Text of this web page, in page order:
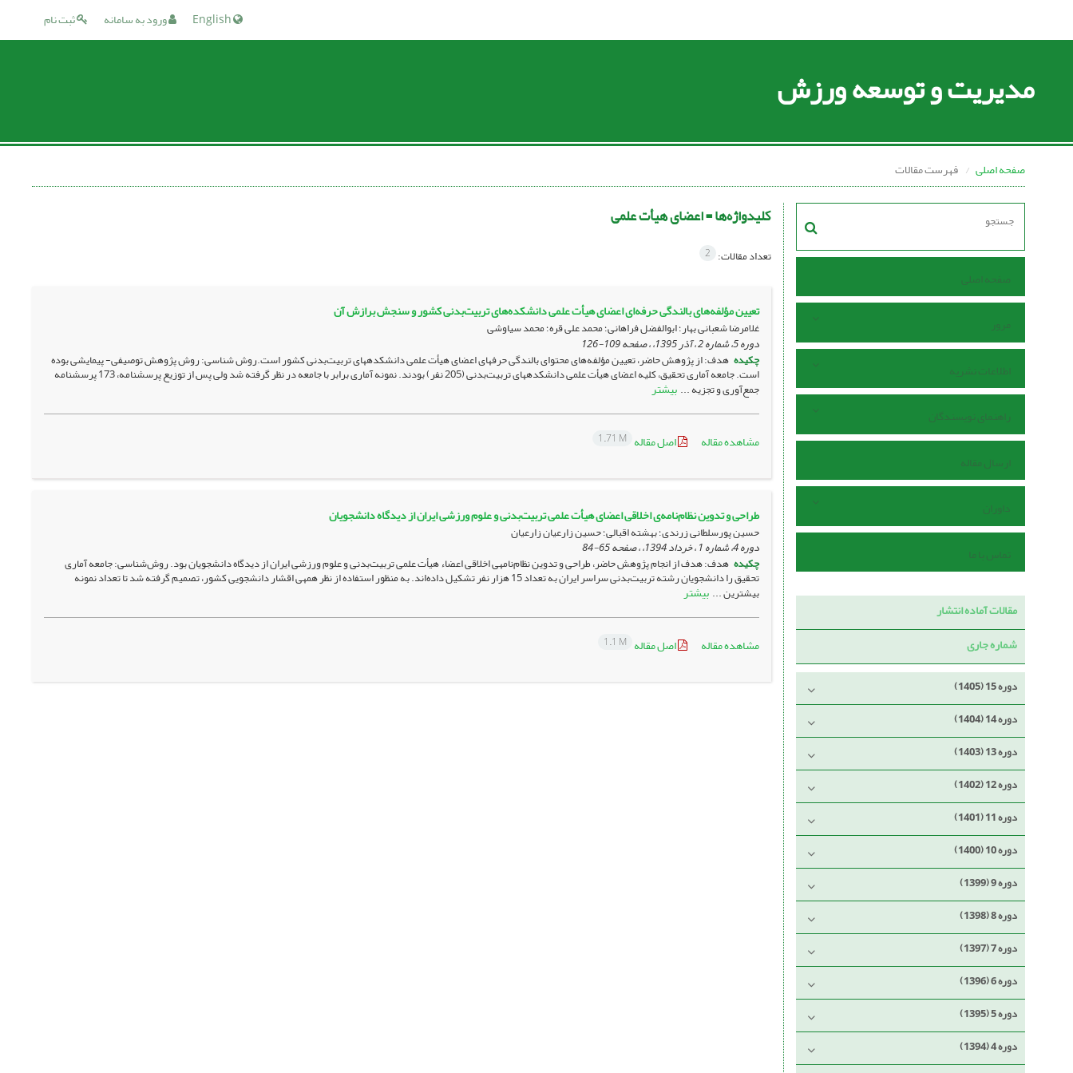
ثبت نام ورود به سامانه
مدیریت و توسعه ورزش
صفحه اصلی فهرست مقالات
صفحه اصلی
مرور
اطلاعات نشریه
راهنمای نویسندگان
ارسال مقاله
داوران
تماس با ما
مقالات آماده انتشار
شماره جاری
دوره 15 (1405)
دوره 14 (1404)
دوره 13 (1403)
دوره 12 (1402)
دوره 11 (1401)
دوره 10 (1400)
دوره 9 (1399)
دوره 8 (1398)
دوره 7 (1397)
دوره 6 (1396)
دوره 5 (1395)
دوره 4 (1394)
کلیدواژه‌ها =اعضای هیأت علمی
تعداد مقالات: 2
تعیین مؤلفه‌های بالندگی حرفه‌ای اعضای هیأت علمی دانشکده‌های تربیت‌بدنی کشور و سنجش برازش آن
غلامرضا شعبانی بهار؛ ابوالفضل فراهانی؛ محمد علی قره؛ محمد سیاوشی
دوره 5، شماره 2 ، آذر 1395، ، صفحه
109-126
چکیده هدف: از پژوهش حاضر، تعیین مؤلفه‌های محتوای بالندگی حرفه­ای اعضای هیأت علمی دانشکده­های تربیت‌بدنی کشور است.روش شناسی: روش پژوهش توصیفی- پیمایشی بوده
است. جامعه آماری تحقیق، کلیه اعضای هیأت علمی دانشکده­های تربیت‌بدنی (205 نفر) بودند. نمونه آماری برابر با جامعه در نظر گرفته شد ولی پس از توزیع پرسشنامه، 173 پرسشنامه
جمع‌آوری و تجزیه ...بیشتر
مشاهده مقاله اصل مقاله 1.71 M
طراحی و تدوین نظام‌نامه‌ی اخلاقی اعضای هیأت علمی تربیت‌بدنی و علوم ورزشی ایران از دیدگاه دانشجویان
حسین پورسلطانی زرندی؛ بهشته اقبالی؛ حسین زارعیان زارعیان
دوره 4، شماره 1 ، خرداد 1394، ، صفحه
65-84
چکیده هدف: هدف از انجام پژوهش حاضر،‌ طراحی و تدوین نظام‌نامه­ی اخلاقی اعضاء هیأت علمی تربیت‌بدنی و علوم ورزشی ایران از دیدگاه دانشجویان بود. روش‌شناسی: جامعه آماری
تحقیق را دانشجویان رشته تربیت‌بدنی سراسر ایران به تعداد 15 هزار نفر تشکیل داده‌اند. به منظور استفاده از نظر همه­ی اقشار دانشجویی کشور،‌ تصمیم گرفته شد تا تعداد نمونه
بیشترین ...بیشتر
مشاهده مقاله اصل مقاله 1.1 M